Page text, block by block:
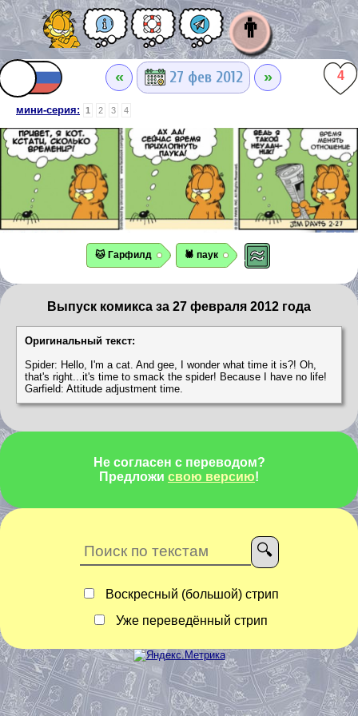
👨
« 27 фев 2012 » 4
мини-серия: 1 2 3 4
🐱 Гарфилд 🕷️ паук
Выпуск комикса за 27 февраля 2012 года
Оригинальный текст:
Spider: Hello, I'm a cat. And gee, I wonder what time it is?! Oh,
that's right...it's time to smack the spider! Because I have no life!
Garfield: Attitude adjustment time.
Не согласен с переводом?
Предложи свою версию!
Воскресный (большой) стрип
Уже переведённый стрип